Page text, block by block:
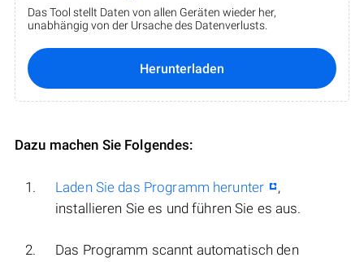
Das Tool stellt Daten von allen Geräten wieder her,
unabhängig von der Ursache des Datenverlusts.
Herunterladen
Dazu machen Sie Folgendes:
Laden Sie das Programm herunter
,
installieren Sie es und führen Sie es aus.
Das Programm scannt automatisch den